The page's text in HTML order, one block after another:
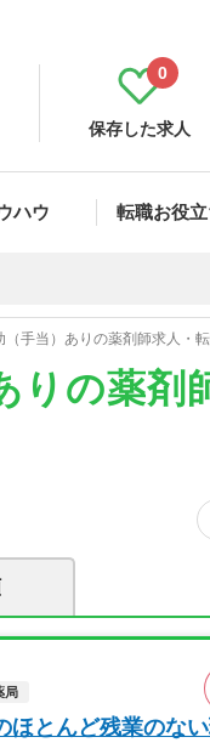
保存した求人
0
ハウ 転職お役
手当）ありの薬剤師求人・
りの薬剤
局
ほとんど残業のな